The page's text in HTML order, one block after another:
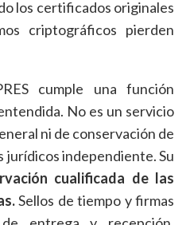
los certificados originales
criptográficos pierden
cumple una función
No es un servicio
ni de conservación de
independiente. Su
cualificada de las
Sellos de tiempo y firmas